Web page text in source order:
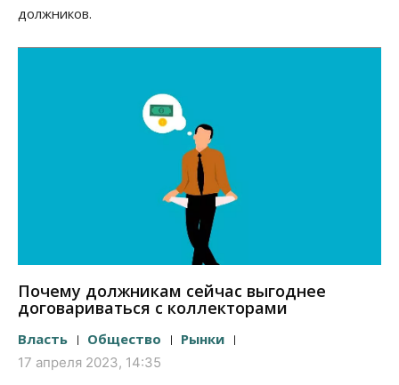
должников.
Почему должникам сейчас выгоднее
договариваться с коллекторами
Власть Общество Рынки
17 апреля 2023, 14:35